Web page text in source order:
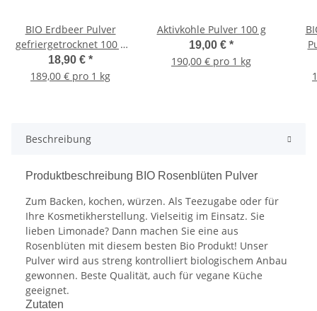
BIO Erdbeer Pulver
gefriergetrocknet 100 g
vegan
18,90 € *
189,00 € pro 1 kg
Aktivkohle Pulver 100 g
19,00 € *
190,00 € pro 1 kg
Beschreibung
Produktbeschreibung BIO Rosenblüten Pulver
Zum Backen, kochen, würzen. Als Teezugabe oder für
Ihre Kosmetikherstellung. Vielseitig im Einsatz. Sie
lieben Limonade? Dann machen Sie eine aus
Rosenblüten mit diesem besten Bio Produkt! Unser
Pulver wird aus streng kontrolliert biologischem Anbau
gewonnen. Beste Qualität, auch für vegane Küche
geeignet.
Zutaten